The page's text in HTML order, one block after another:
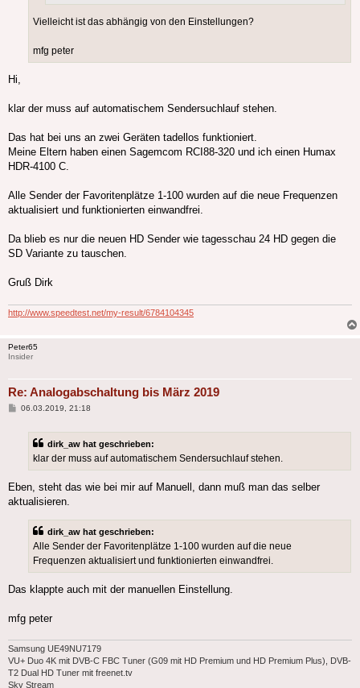
Vielleicht ist das abhängig von den Einstellungen?
mfg peter
Hi,
klar der muss auf automatischem Sendersuchlauf stehen.
Das hat bei uns an zwei Geräten tadellos funktioniert.
Meine Eltern haben einen Sagemcom RCI88-320 und ich einen Humax
HDR-4100 C.
Alle Sender der Favoritenplätze 1-100 wurden auf die neue Frequenzen
aktualisiert und funktionierten einwandfrei.
Da blieb es nur die neuen HD Sender wie tagesschau 24 HD gegen die
SD Variante zu tauschen.
Gruß Dirk
http://www.speedtest.net/my-result/6784104345
Peter65
Insider
Re: Analogabschaltung bis März 2019
Beitrag
06.03.2019, 21:18
dirk_aw hat geschrieben:
klar der muss auf automatischem Sendersuchlauf stehen.
Eben, steht das wie bei mir auf Manuell, dann muß man das selber
aktualisieren.
dirk_aw hat geschrieben:
Alle Sender der Favoritenplätze 1-100 wurden auf die neue
Frequenzen aktualisiert und funktionierten einwandfrei.
Das klappte auch mit der manuellen Einstellung.
mfg peter
Samsung UE49NU7179
VU+ Duo 4K mit DVB-C FBC Tuner (G09 mit HD Premium und HD Premium Plus), DVB-
T2 Dual HD Tuner mit freenet.tv
Sky Stream